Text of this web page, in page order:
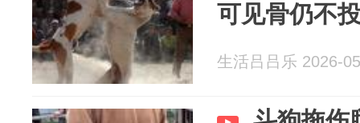
可见骨仍不
生活吕吕乐 2026-